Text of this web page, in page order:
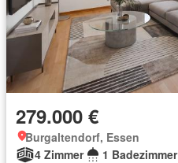
279.000 €
Burgaltendorf, Essen
4 Zimmer
1 Badezimmer